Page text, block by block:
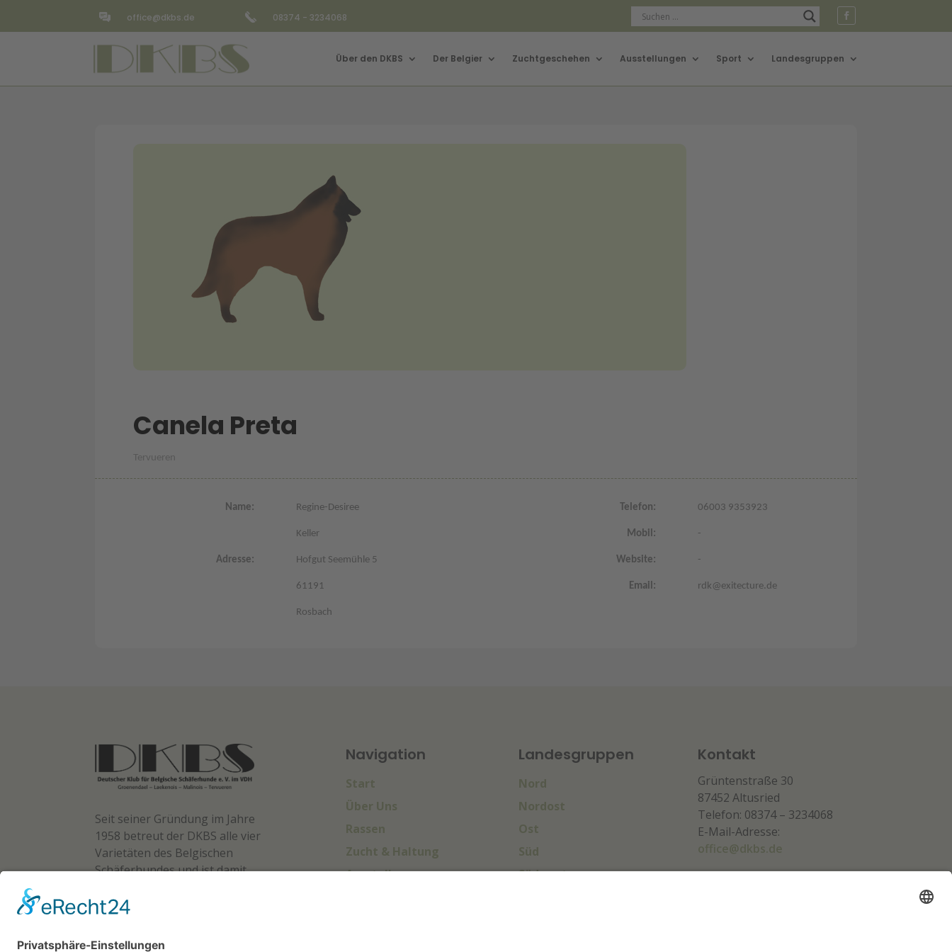
office@dkbs.de 08374 - 3234068
Über den DKBS Der Belgier Zuchtgeschehen Ausstellungen Sport Landesgruppen
Canela Preta
Tervueren
Name:
Adresse:
Regine-Desiree
Keller
Hofgut Seemühle 5
61191
Rosbach
Telefon:
Mobil:
Website:
Email:
06003 9353923
-
-
rdk@exitecture.de
Seit seiner Gründung im Jahre
1958 betreut der DKBS alle vier
Varietäten des Belgischen
Schäferhundes und ist damit
Zuchtbuch führende Verband
Navigation
Start
Über Uns
Rassen
Zucht & Haltung
Ausstellungen
Landesgruppen
Nord
Nordost
Ost
Süd
Südwest
Kontakt
Grüntenstraße 30
87452 Altusried
Telefon: 08374 – 3234068
E-Mail-Adresse:
office@dkbs.de